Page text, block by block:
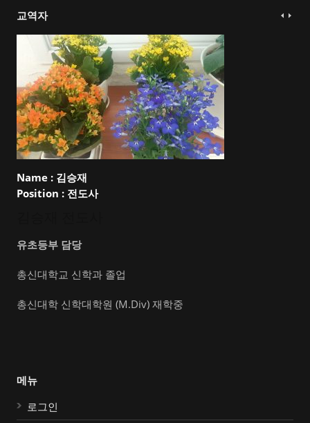
교역자
Name : 김승재
Position : 전도사
유초등부 담당
총신대학교 신학과 졸업
총신대학 신학대학원 (M.Div) 재학중
메뉴
로그인